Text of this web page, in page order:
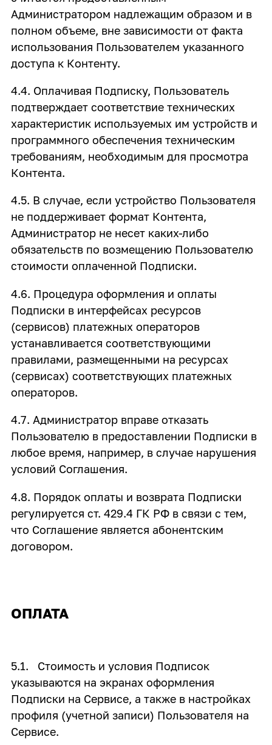
Администратором надлежащим образом и в
полном объеме, вне зависимости от факта
использования Пользователем указанного
доступа к Контенту.
4.4. Оплачивая Подписку, Пользователь
подтверждает соответствие технических
характеристик используемых им устройств и
программного обеспечения техническим
требованиям, необходимым для просмотра
Контента.
4.5. В случае, если устройство Пользователя
не поддерживает формат Контента,
Администратор не несет каких-либо
обязательств по возмещению Пользователю
стоимости оплаченной Подписки.
4.6. Процедура оформления и оплаты
Подписки в интерфейсах ресурсов
(сервисов) платежных операторов
устанавливается соответствующими
правилами, размещенными на ресурсах
(сервисах) соответствующих платежных
операторов.
4.7. Администратор вправе отказать
Пользователю в предоставлении Подписки в
любое время, например, в случае нарушения
условий Соглашения.
4.8. Порядок оплаты и возврата Подписки
регулируется ст. 429.4 ГК РФ в связи с тем,
что Соглашение является абонентским
договором.
ОПЛАТА
5.1. Стоимость и условия Подписок
указываются на экранах оформления
Подписки на Сервисе, а также в настройках
профиля (учетной записи) Пользователя на
Сервисе.